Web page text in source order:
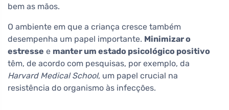
bem as mãos.
O ambiente em que a criança cresce também
desempenha um papel importante. Minimizar o
estresse e manter um estado psicológico positivo
têm, de acordo com pesquisas, por exemplo, da
Harvard Medical School, um papel crucial na
resistência do organismo às infecções.